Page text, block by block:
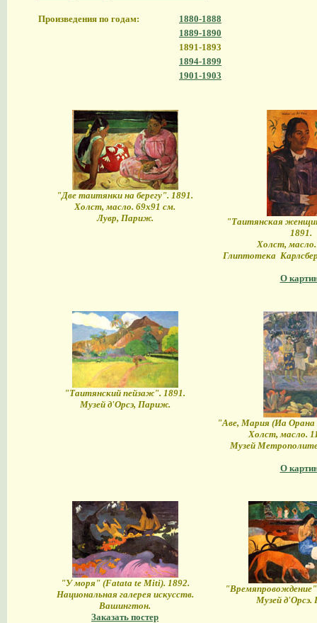
Произведения по годам:
1880-1888
1889-1890
1891-1893
1894-1899
1901-1903
"Две таитянки на берегу". 1891.
Холст, масло. 69х91 см.
Лувр, Париж.
"Таитянская
1891.
Холст,
Глиптотека
О
"Таитянский пейзаж". 1891.
Музей д'Орсэ, Париж.
"Аве, Мария (Иа Орана
Холст, масло.
Музей
О
"У моря" (Fatata te Miti). 1892.
Национальная галерея искусств.
Вашингтон.
Заказать постер
Музей